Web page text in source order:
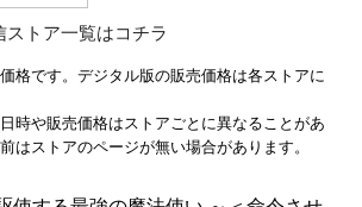
ストア一覧はコチラ
格です。デジタル版の販売価格は各ストアに
時や販売価格はストアごとに異なることがあ
はストアのページが無い場合があります。